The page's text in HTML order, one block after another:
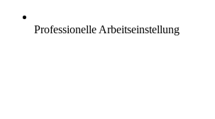
Professionelle Arbeitseinstellung